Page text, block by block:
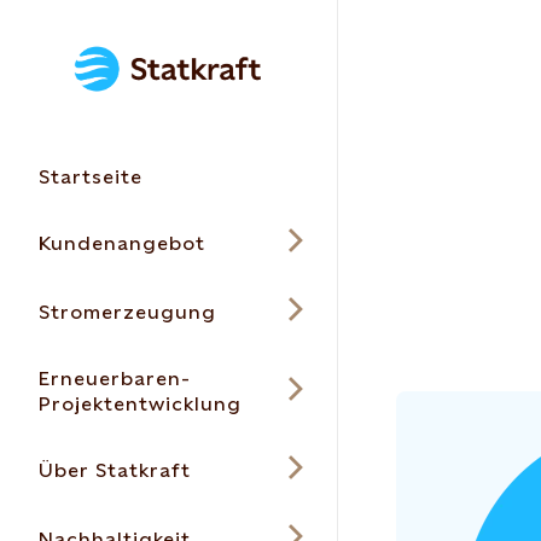
Startseite
Kundenangebot
Stromerzeugung
Erneuerbaren-
Projektentwicklung
Über Statkraft